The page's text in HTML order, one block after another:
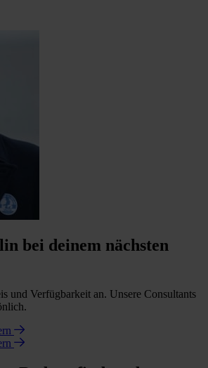
bei deinem nächsten
und Verfügbarkeit an. Unsere Consultants